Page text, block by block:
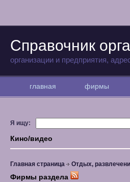
Справочник
организации и предприятия,
главная фирмы
Я ищу:
Кино/видео
Главная страница Отдых,
Фирмы раздела